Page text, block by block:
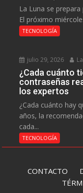
La Luna se
El próximo
TECNOLOGÍA
julio 29, 2026
¿Cada cuánto
contraseñas
los expertos
¿Cada cuánto hay
años, la
cada...
TECNOLOGÍA
CONTACTO